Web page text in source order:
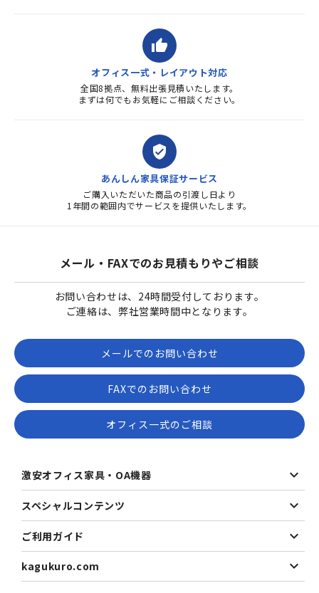
thumb_up
オフィス一式・レイアウト対応
全国8拠点、無料出張見積いたします。
まずは何でもお気軽にご相談ください。
verified_user
あんしん家具保証サービス
ご購入いただいた商品の引渡し日より
1年間の範囲内でサービスを提供いたします。
メール・FAXでのお見積もりやご相談
お問い合わせは、24時間受付しております。
ご連絡は、弊社営業時間中となります。
メールでのお問い合わせ
FAXでのお問い合わせ
オフィス一式のご相談
激安オフィス家具・OA機器
スペシャルコンテンツ
ご利用ガイド
kagukuro.com